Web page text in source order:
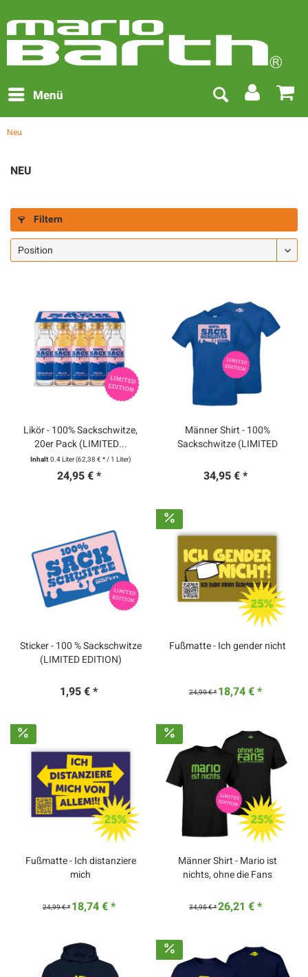
Menü
Neu
NEU
Filtern
Likör - 100% Sackschwitze,
20er Pack (LIMITED...
Inhalt0.4 Liter(62,38 € * / 1 Liter)
24,95 € *
Männer Shirt - 100%
Sackschwitze (LIMITED
34,95 € *
Sticker - 100 % Sackschwitze
(LIMITED EDITION)
1,95 € *
Fußmatte - Ich gender nicht
24,99 € * 18,74 € *
Fußmatte - Ich distanziere
mich
24,99 € * 18,74 € *
Männer Shirt - Mario ist
nichts, ohne die Fans
34,95 € *26,21 € *